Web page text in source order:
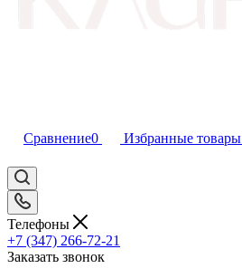
Сравнение0 Избранные товары
Телефоны
+7 (347) 266-72-21
Заказать звонок